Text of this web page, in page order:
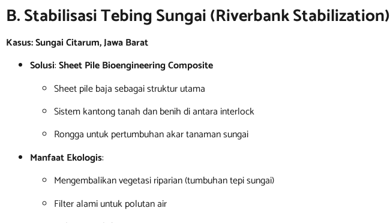
B. Stabilisasi Tebing Sungai (Riverbank Stabilization)
Kasus: Sungai Citarum, Jawa Barat
Solusi:Sheet Pile Bioengineering Composite
Sheet pile baja sebagai struktur utama
Sistem kantong tanah dan benih di antara interlock
Rongga untuk pertumbuhan akar tanaman sungai
Manfaat Ekologis:
Mengembalikan vegetasi riparian (tumbuhan tepi sungai)
Filter alami untuk polutan air